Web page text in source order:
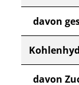
davon
davon